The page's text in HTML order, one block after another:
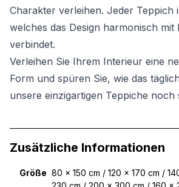
Charakter verleihen. Jeder Teppich
welches das Design harmonisch mit
verbindet.
Verleihen Sie Ihrem Interieur eine
Form und spüren Sie, wie das
unsere einzigartigen Teppiche noch
Zusätzliche Informationen
Größe 80 x 150 cm / 120 x 170 cm /